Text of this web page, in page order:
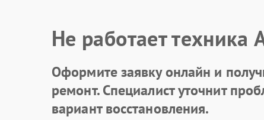
Не работает техника
Оформите заявку онлайн и
ремонт. Специалист уточнит
вариант восстановления.